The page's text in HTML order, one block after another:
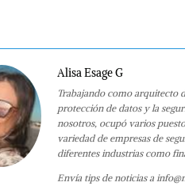
Alisa Esage G
Trabajando como arquitecto
protección de datos y la
nosotros, ocupó varios
variedad de empresas de
diferentes industrias como
Envía tips de noticias a